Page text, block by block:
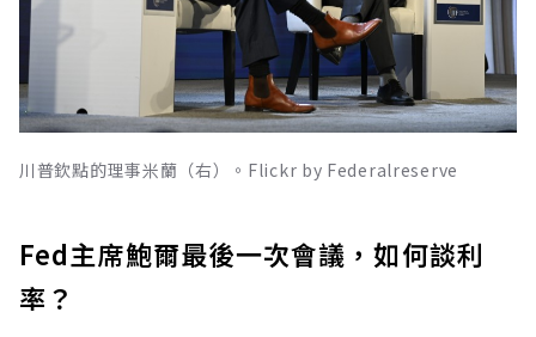
川普欽點的理事米蘭（右）。Flickr by Federalreserve
Fed主席鮑爾最後一次會議，如何談利
率？